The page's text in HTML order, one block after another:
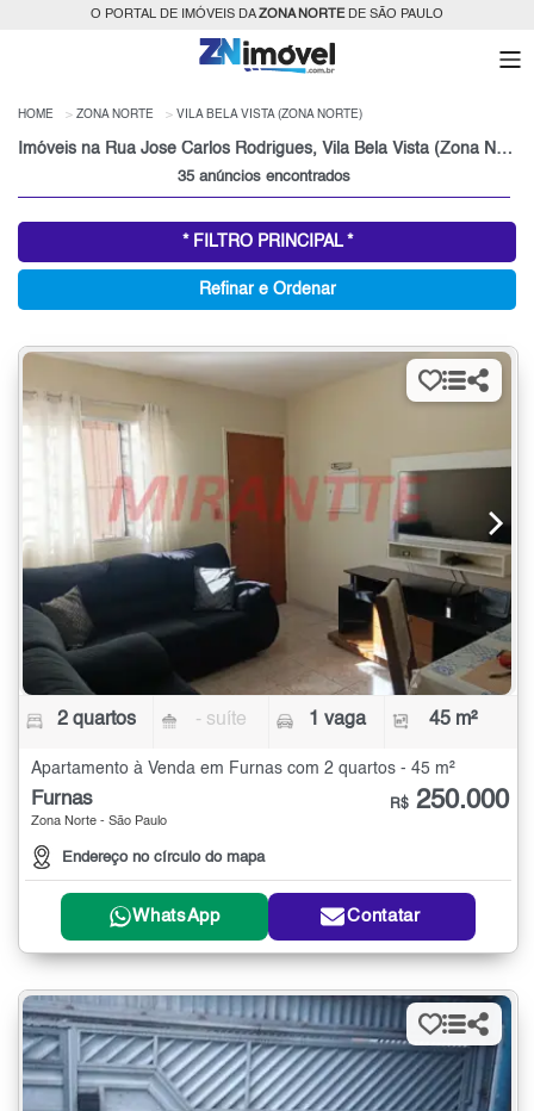
O PORTAL DE IMÓVEIS DAZONA NORTEDE SÃO PAULO
HOME ZONA NORTE VILA BELA VISTA (ZONA NORTE)
Imóveis na Rua Jose Carlos Rodrigues, Vila Bela Vista (Zona Norte) à Venda ou para Alugar, Zona Norte, São Paulo, SP
35 anúncios encontrados
* FILTRO PRINCIPAL *
Refinar e Ordenar
2 quartos - suíte 1 vaga 45 m²
Apartamento à Venda em Furnas com 2 quartos - 45 m²
Furnas
Zona Norte - São Paulo
Endereço no círculo do mapa
R$ 250.000
WhatsApp Contatar